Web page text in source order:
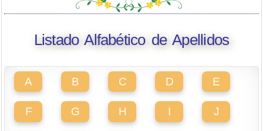
Listado Alfabético de Apellidos
A B C D E
F G H I J